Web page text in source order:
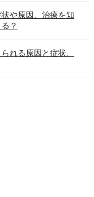
や原因、治療を知
？
れる原因と症状、